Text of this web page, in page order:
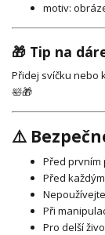
motiv:
🎁 Tip na
Přidej svíčku nebo
🛀🎁
⚠️
Před prvním
Před
Při
Pro delší